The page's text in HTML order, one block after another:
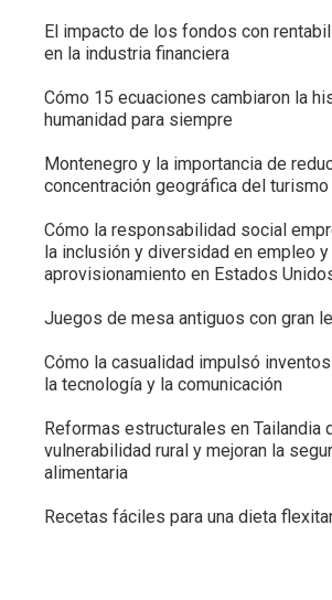
El impacto de los fondos con
en la industria financiera
Cómo 15 ecuaciones cambiaron la
humanidad para siempre
Montenegro y la importancia de
concentración geográfica del turismo
Cómo la responsabilidad social
la inclusión y diversidad en empleo y
aprovisionamiento en Estados
Juegos de mesa antiguos con gran
Cómo la casualidad impulsó
la tecnología y la comunicación
Reformas estructurales en Tailandia
vulnerabilidad rural y mejoran la
alimentaria
Recetas fáciles para una dieta